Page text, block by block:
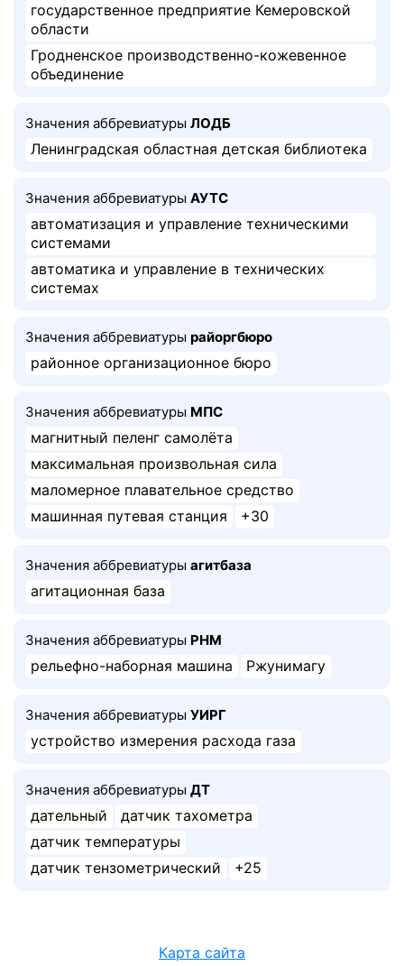
государственное предприятие Кемеровской
области
Гродненское производственно-кожевенное
объединение
Значения аббревиатуры ЛОДБ
Ленинградская областная детская библиотека
Значения аббревиатуры АУТС
автоматизация и управление техническими
системами
автоматика и управление в технических
системах
Значения аббревиатуры райоргбюро
районное организационное бюро
Значения аббревиатуры МПС
магнитный пеленг самолёта
максимальная произвольная сила
маломерное плавательное средство
машинная путевая станция
+30
Значения аббревиатуры агитбаза
агитационная база
Значения аббревиатуры РНМ
рельефно-наборная машина Ржунимагу
Значения аббревиатуры УИРГ
устройство измерения расхода газа
Значения аббревиатуры ДТ
дательный
датчик тахометра
датчик температуры
датчик тензометрический
+25
Карта сайта